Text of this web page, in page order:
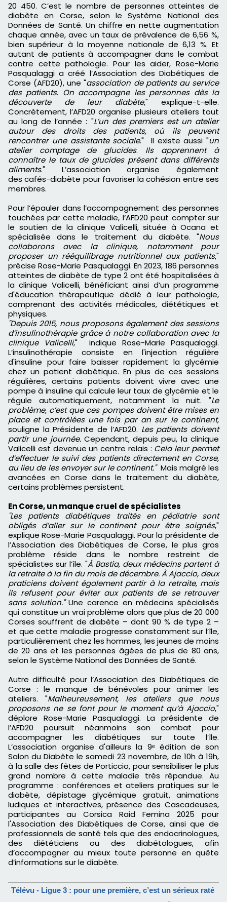
20 450. C’est le nombre de personnes atteintes de
diabète en Corse, selon le Système National des
Données de Santé. Un chiffre en nette augmentation
chaque année, avec un taux de prévalence de 6,56 %,
bien supérieur à la moyenne nationale de 6,13 %. Et
autant de patients à accompagner dans le combat
contre cette pathologie. Pour les aider, Rose-Marie
Pasqualaggi a créé l’Association des Diabétiques de
Corse (AFD20), une "association de patients au service
des patients. On accompagne les personnes dès la
découverte de leur diabète," explique-t-elle.
Concrètement, l’AFD20 organise plusieurs ateliers tout
au long de l’année : "L’un des premiers est un atelier
autour des droits des patients, où ils peuvent
rencontrer une assistante sociale." Il existe aussi "un
atelier comptage de glucides. Ils apprennent à
connaître le taux de glucides présent dans différents
aliments." L’association organise également
des cafés-diabète pour favoriser la cohésion entre ses
membres.
Pour l’épauler dans l’accompagnement des personnes
touchées par cette maladie, l’AFD20 peut compter sur
le soutien de la clinique Valicelli, située à Ocana et
spécialisée dans le traitement du diabète. "Nous
collaborons avec la clinique, notamment pour
proposer un rééquilibrage nutritionnel aux patients,"
précise Rose-Marie Pasqualaggi. En 2023, 186 personnes
atteintes de diabète de type 2 ont été hospitalisées à
la clinique Valicelli, bénéficiant ainsi d’un programme
d'éducation thérapeutique dédié à leur pathologie,
comprenant des activités médicales, diététiques et
physiques.
"Depuis 2015, nous proposons également des sessions
d’insulinothérapie grâce à notre collaboration avec la
clinique Valicelli," indique Rose-Marie Pasqualaggi.
L’insulinothérapie consiste en l'injection régulière
d'insuline pour faire baisser rapidement la glycémie
chez un patient diabétique. En plus de ces sessions
régulières, certains patients doivent vivre avec une
pompe à insuline qui calcule leur taux de glycémie et le
régule automatiquement, notamment la nuit. "Le
problème, c’est que ces pompes doivent être mises en
place et contrôlées une fois par an sur le continent,
souligne la Présidente de l’AFD20. Les patients doivent
partir une journée.Cependant, depuis peu, la clinique
Valicelli est devenue un centre relais : Cela leur permet
d’effectuer le suivi des patients directement en Corse,
au lieu de les envoyer sur le continent."Mais malgré les
avancées en Corse dans le traitement du diabète,
certains problèmes persistent.
En Corse, un manque cruel de spécialistes
"Les patients diabétiques traités en pédiatrie sont
obligés d’aller sur le continent pour être soignés,"
explique Rose-Marie Pasqualaggi. Pour la présidente de
l’Association des Diabétiques de Corse, le plus gros
problème réside dans le nombre restreint de
spécialistes sur l’île. "À Bastia, deux médecins partent à
la retraite à la fin du mois de décembre. À Ajaccio, deux
praticiens doivent également partir à la retraite, mais
ils refusent pour éviter aux patients de se retrouver
sans solution."Une carence en médecins spécialisés
qui constitue un vrai problème alors que plus de 20 000
Corses souffrent de diabète – dont 90 % de type 2 –
et que cette maladie progresse constamment sur l’île,
particulièrement chez les hommes, les jeunes de moins
de 20 ans et les personnes âgées de plus de 80 ans,
selon le Système National des Données de Santé.
Autre difficulté pour l’Association des Diabétiques de
Corse : le manque de bénévoles pour animer les
ateliers. "Malheureusement, les ateliers que nous
proposons ne se font pour le moment qu’à Ajaccio,"
déplore Rose-Marie Pasqualaggi. La présidente de
l’AFD20 poursuit néanmoins son combat pour
accompagner les diabétiques sur toute l’île.
L’association organise d'ailleurs la 9ᵉ édition de son
Salon du Diabète le samedi 23 novembre, de 10h à 19h,
à la salle des fêtes de Porticcio, pour sensibiliser le plus
grand nombre à cette maladie très répandue. Au
programme : conférences et ateliers pratiques sur le
diabète, dépistage glycémique gratuit, animations
ludiques et interactives, présence des Cascadeuses,
participantes au Corsica Raid Femina 2025 pour
l'Association des Diabétiques de Corse, ainsi que de
professionnels de santé tels que des endocrinologues,
des diététiciens ou des diabétologues, afin
d’accompagner au mieux toute personne en quête
d’informations sur le diabète.
Télévu - Ligue 3 : pour une première, c’est un sérieux raté